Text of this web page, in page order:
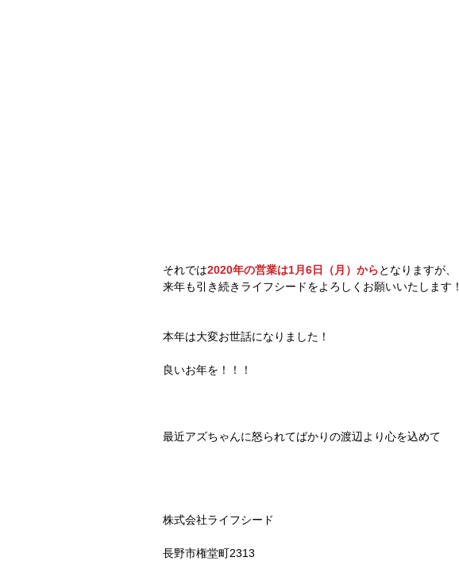
それでは2020年の営業は1月6日（月）からとなりますが、
来年も引き続きライフシードをよろしくお願いいたします！
本年は大変お世話になりました！
良いお年を！！！
最近アズちゃんに怒られてばかりの渡辺より心を込めて
株式会社ライフシード
長野市権堂町2313